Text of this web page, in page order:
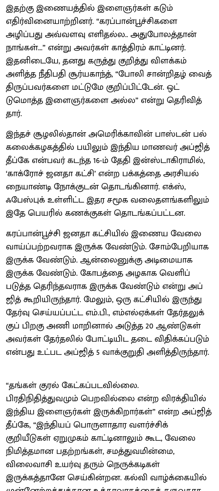
இதற்கு இணையத்தில் இளைஞர்கள் கடும்
எதிர்வினையாற்றினர். “கரப்பான்பூச்சிகளை
அழிப்பது அவ்வளவு எளிதல்ல.. அதுபோலத்தான்
நாங்கள்...” என்று அவர்கள் காத்திரம் காட்டினர்.
இதனிடையே, தனது கருத்து குறித்து விளக்​கம்
அளித்த நீதிபதி சூர்​ய​காந்த், “போலி சான்​றிதழ் வைத்​
திருப்​பவர்​களை மட்​டுமே குறிப்​பிட்​டேன். ஒட்​
டுமொத்த இளைஞர்​களை அல்ல” என்று தெரி​வித்​
தார்.
இந்தச் சூழலில்தான் அமெரிக்​கா​வின் பாஸ்​டன் பல்​
கலைக்​கழகத்​தில் பயிலும் இந்​திய மாணவர் அப்​ஜித்
தீப்கே என்​பவர் கடந்த 16-ம் தேதி இன்​ஸ்டாகி​ராமில்,
‘காக்ரோச் ஜனதா கட்​சி’ என்ற பக்​கத்தை அரசியல்
நையாண்டி நோக்குடன் தொடங்​கி​னார். எக்​ஸ்,
ஃபேஸ்​புக் உள்​ளிட்ட இதர சமூக வலைதளங்​களி​லும்
இதே பெயரில் கணக்​கு​கள் தொடங்​கப்​பட்​டன.
கரப்​பான்பூச்சி ஜனதா கட்​சி​யில் இணைய வேலை ​
வாய்ப்​பற்​றவ​ராக இருக்க வேண்​டும். சோம்​பேறி​யாக
இருக்க வேண்​டும். ஆன்லைனுக்கு அடிமை​யாக
இருக்க வேண்​டும். கோபத்தை அழகாக வெளிப்​
படுத்த தெரிந்​தவ​ராக இருக்க வேண்​டும் என்று அப்​
ஜித் கூறியிருந்தார். மேலும், ஒரு கட்​சி​யில் இருந்து
தேர்வு செய்​யப்​பட்ட எம்.​பி., எம்எல்ஏக்​கள் தேர்​தலுக்​
குப் பிறகு அணி மாறி​னால் அடுத்த 20 ஆண்​டு​கள்
அவர்​கள் தேர்​தலில் போட்​டி​யிட தடை விதிக்​கப்​படும்
என்பது உட்பட அப்​ஜித் 5 வாக்​குறுதி அளித்​திருந்தார்.
“தங்கள் குரல் கேட்கப்படவில்லை.
பிரதிநிதித்துவமும் பெறவில்லை என்ற விரக்தியில்
இந்திய இளைஞர்கள் இருக்கிறார்கள்” என்ற அப்​ஜித்
தீப்கே, “இந்தியப் பொருளாதார வளர்ச்சிக்
குறியீடுகள் ஏறுமுகம் காட்டினாலும் கூட, வேலை
நிமித்தமான பதற்றங்கள், சமத்துவமின்மை,
விலைவாசி உயர்வு தரும் நெருக்கடிகள்
இருக்கத்தானே செய்கின்றன. கல்வி வாழ்க்கையில்